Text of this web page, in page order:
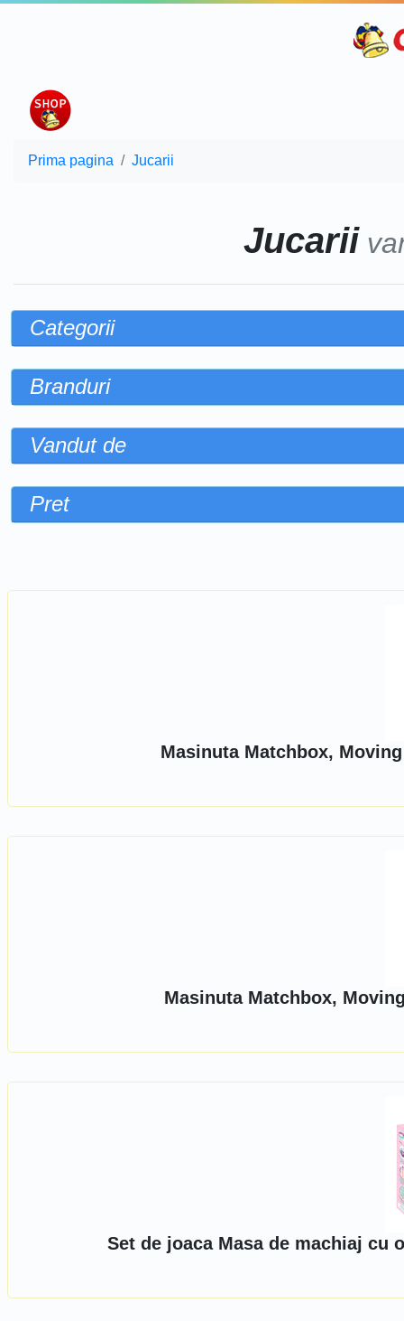
Prima pagina Jucarii
Jucarii
Categorii
Branduri
Vandut de
Pret
Masinuta Matchbox,
Masinuta Matchbox,
Set de joaca Masa de machiaj cu